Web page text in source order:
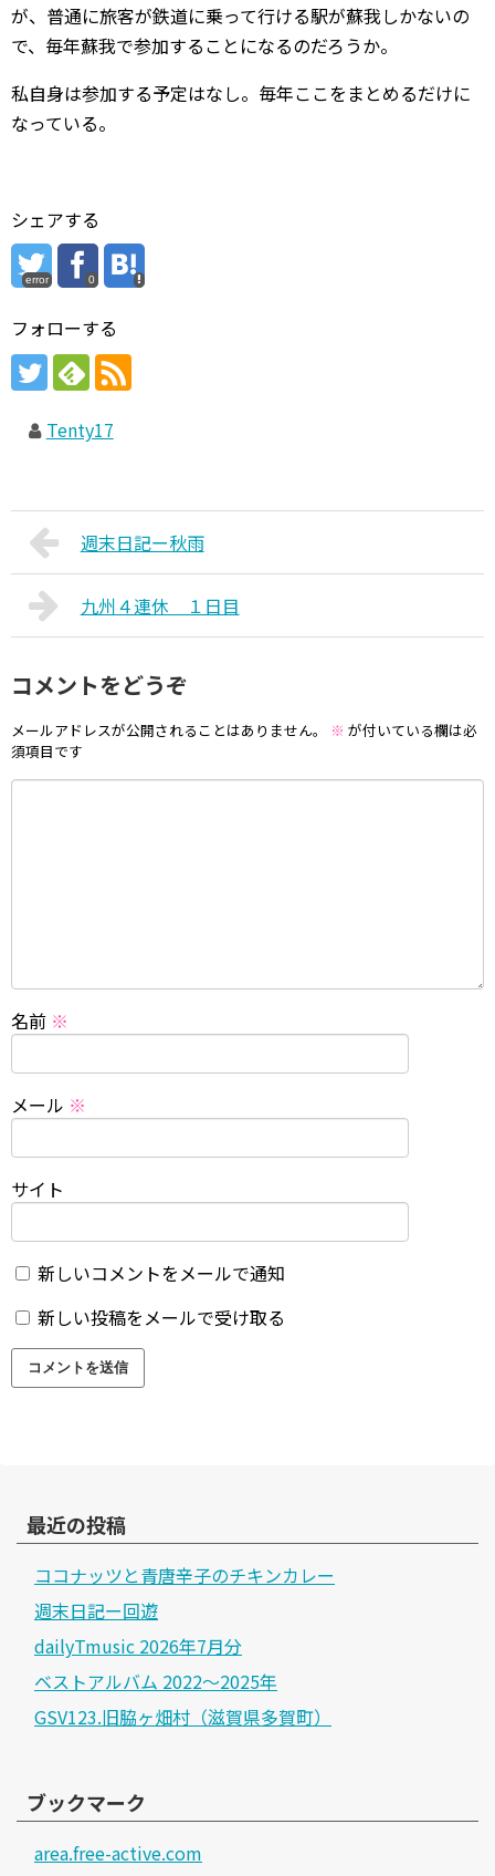
が、普通に旅客が鉄道に乗って行ける駅が蘇我しかないの
で、毎年蘇我で参加することになるのだろうか。
私自身は参加する予定はなし。毎年ここをまとめるだけに
なっている。
シェアする
error 0
フォローする
Tenty17
週末日記ー秋雨
九州４連休 １日目
コメントをどうぞ
メールアドレスが公開されることはありません。 ※ が付いている欄は必
須項目です
名前 ※
メール ※
サイト
新しいコメントをメールで通知
新しい投稿をメールで受け取る
最近の投稿
ココナッツと青唐辛子のチキンカレー
週末日記ー回遊
dailyTmusic 2026年7月分
ベストアルバム 2022～2025年
GSV123.旧脇ヶ畑村（滋賀県多賀町）
ブックマーク
area.free-active.com